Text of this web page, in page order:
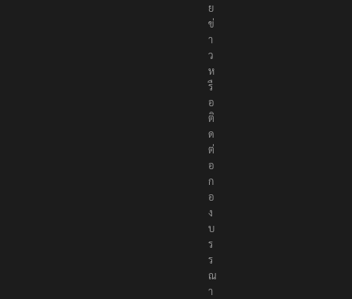
ย
ข่
า
ว
ห
รื
อ
ติ
ด
ต่
อ
ก
อ
ง
บ
ร
ร
ณ
า